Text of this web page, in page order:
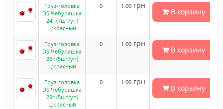
Груз-головка
DS Чебурашка
24г (7шт/уп)
ц:красный
0 1.00 грн
В корзину
Груз-головка
DS Чебурашка
26г (5шт/уп)
ц:красный
0 1.00 грн
В корзину
Груз-головка
DS Чебурашка
28г (5шт/уп)
ц:красный
0 1.00 грн
В корзину